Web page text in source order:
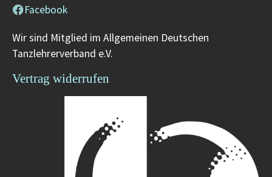
Facebook
Wir sind Mitglied im Allgemeinen Deutschen
Tanzlehrerverband e.V.
Vertrag widerrufen